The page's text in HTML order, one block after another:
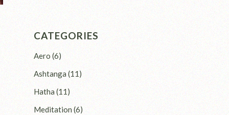
CATEGORIES
Aero (6)
Ashtanga(11)
Hatha(11)
Meditation(6)